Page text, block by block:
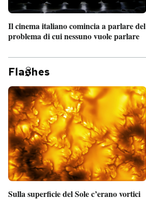
Il cinema italiano comincia a parlare del
problema di cui nessuno vuole parlare
Fla hes
Sulla superficie del Sole c’erano vortici